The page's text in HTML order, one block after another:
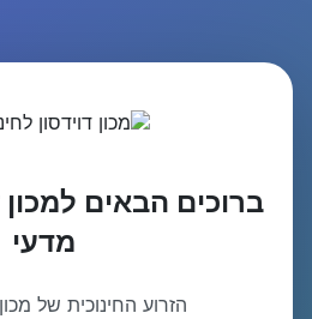
ברוכים הבאים למכון
מדעי
הזרוע החינוכית של